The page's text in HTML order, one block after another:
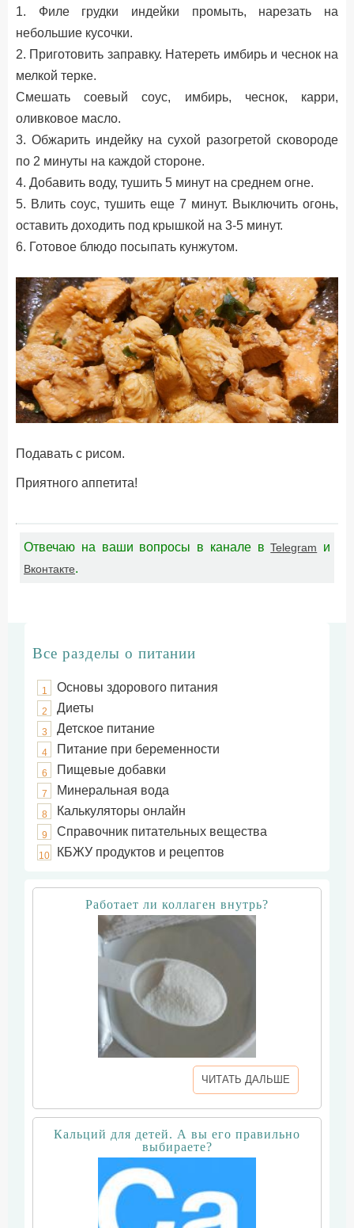
1. Филе грудки индейки промыть, нарезать на
небольшие кусочки.
2. Приготовить заправку. Натереть имбирь и чеснок на
мелкой терке.
Смешать соевый соус, имбирь, чеснок, карри,
оливковое масло.
3. Обжарить индейку на сухой разогретой сковороде
по 2 минуты на каждой стороне.
4. Добавить воду, тушить 5 минут на среднем огне.
5. Влить соус, тушить еще 7 минут. Выключить огонь,
оставить доходить под крышкой на 3-5 минут.
6. Готовое блюдо посыпать кунжутом.
Подавать с рисом.
Приятного аппетита!
Отвечаю на ваши вопросы в канале вTelegram и
Вконтакте.
Все разделы о питании
1 Основы здорового питания
2 Диеты
3 Детское питание
4 Питание при беременности
6 Пищевые добавки
7 Минеральная вода
8 Калькуляторы онлайн
9 Справочник питательных вещества
10 КБЖУ продуктов и рецептов
Работает ли коллаген внутрь?
ЧИТАТЬ ДАЛЬШЕ
Кальций для детей. А вы его правильно
выбираете?